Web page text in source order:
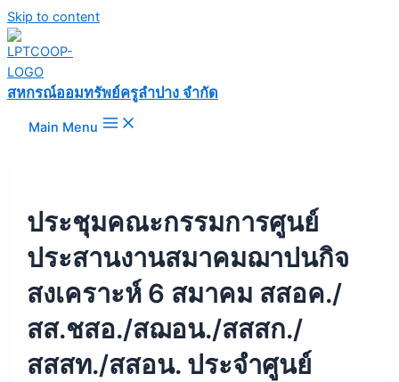
Skip to content
สหกรณ์ออมทรัพย์ครูลำปาง จำกัด
Main Menu
ประชุมคณะกรรมการศูนย์
ประสานงานสมาคมฌาปนกิจ
สงเคราะห์ 6 สมาคม สสอค./
สส.ชสอ./สฌอน./สสสก./
สสสท./สสอน. ประจำศูนย์